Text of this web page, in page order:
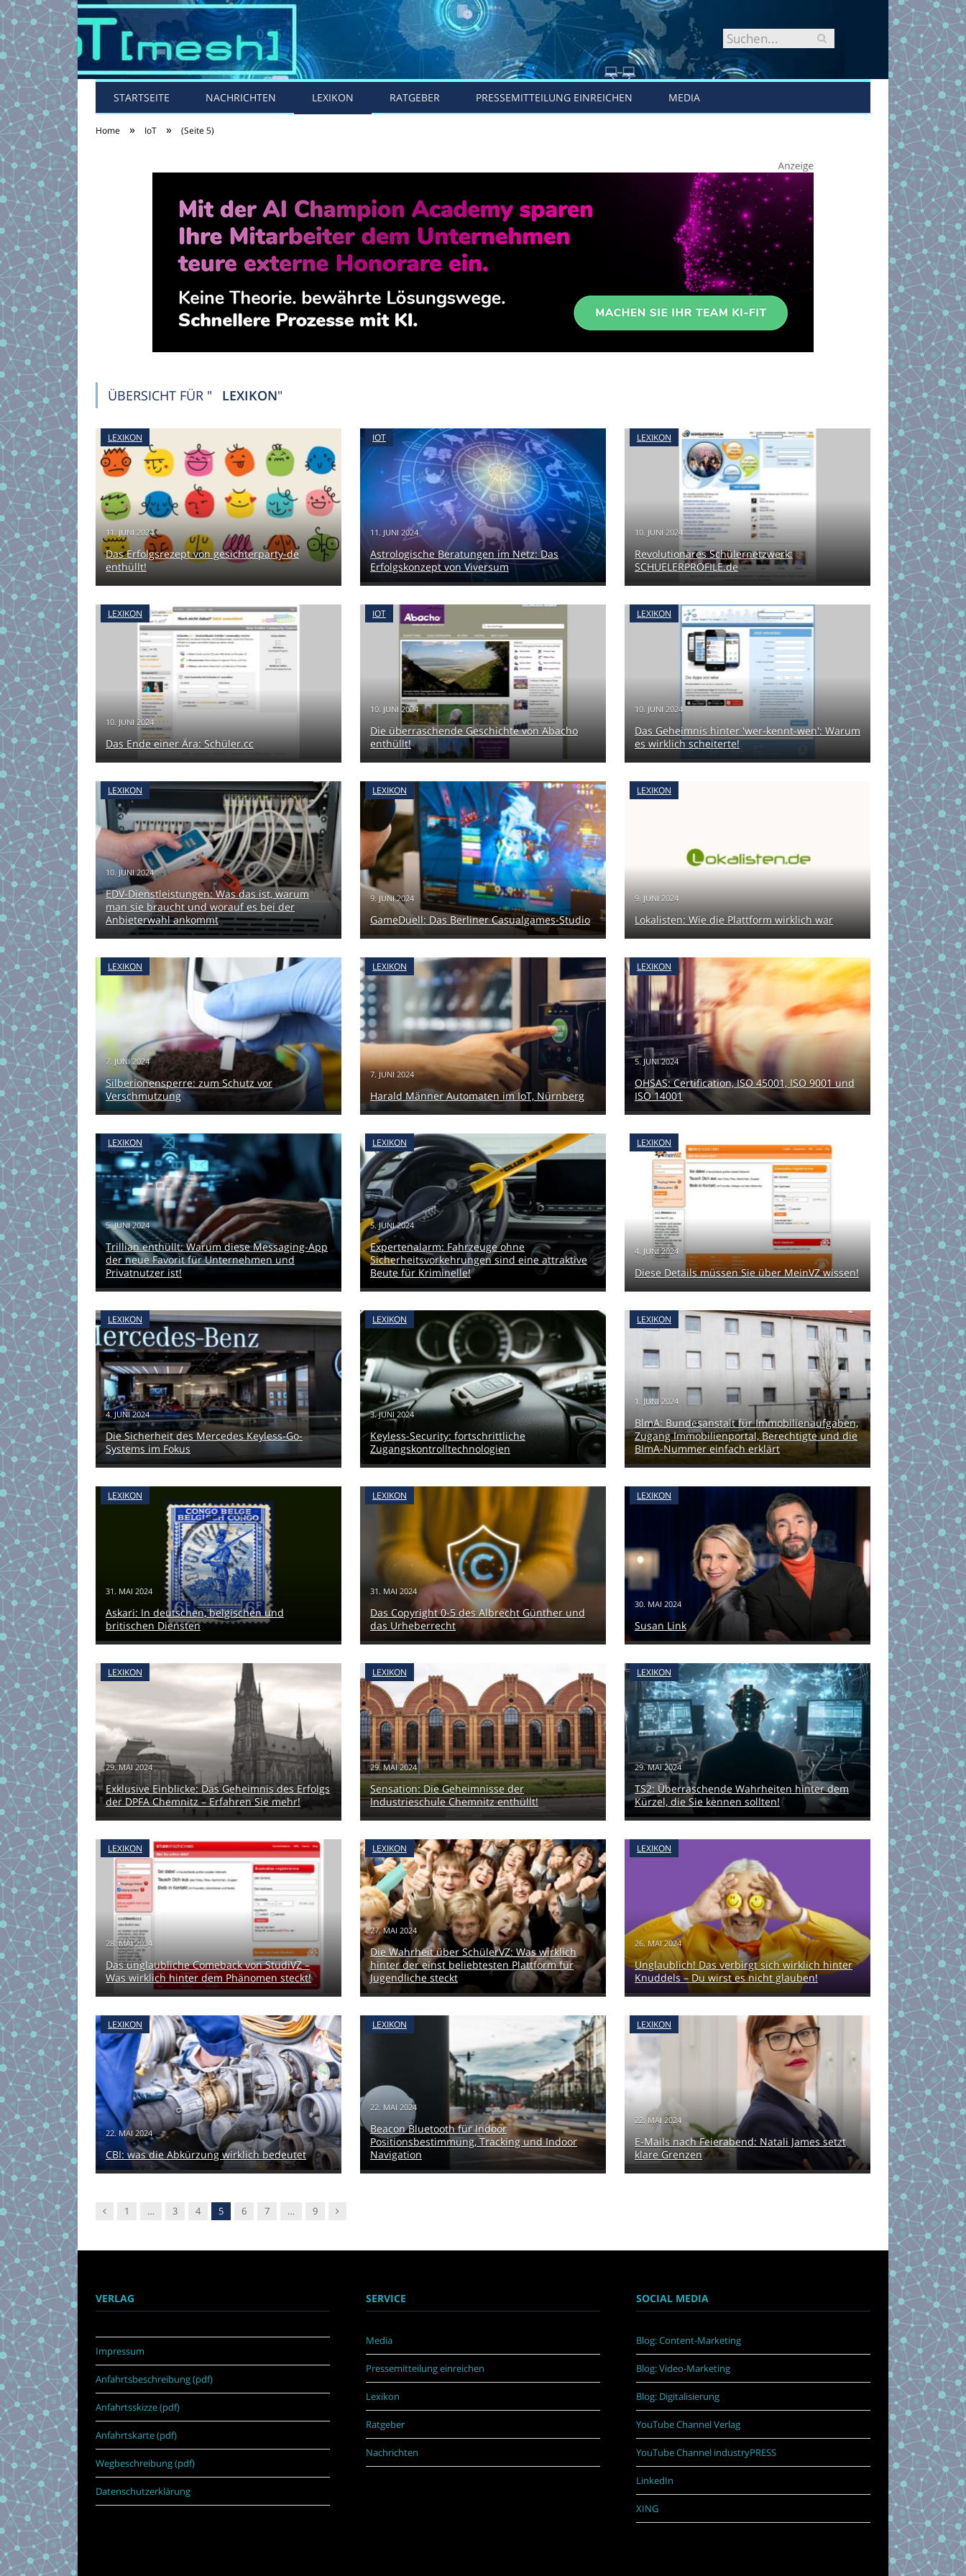
STARTSEITE NACHRICHTEN LEXIKON RATGEBER PRESSEMITTEILUNG EINREICHEN MEDIA
Home » IoT » (Seite 5)
ÜBERSICHT FÜR " LEXIKON"
LEXIKON
11. JUNI 2024
Das Erfolgsrezept von gesichterparty-de
enthüllt!
IOT
11. JUNI 2024
Astrologische Beratungen im Netz: Das
Erfolgskonzept von Viversum
LEXIKON
10. JUNI 2024
Revolutionäres Schülernetzwerk:
SCHUELERPROFILE.de
LEXIKON
10. JUNI 2024
Das Ende einer Ära: Schüler.cc
IOT
10. JUNI 2024
Die überraschende Geschichte von Abacho
enthüllt!
LEXIKON
10. JUNI 2024
Das Geheimnis hinter 'wer-kennt-wen': Warum
es wirklich scheiterte!
LEXIKON
10. JUNI 2024
EDV-Dienstleistungen: Was das ist, warum
man sie braucht und worauf es bei der
Anbieterwahl ankommt
LEXIKON
9. JUNI 2024
GameDuell: Das Berliner Casualgames-Studio
LEXIKON
9. JUNI 2024
Lokalisten: Wie die Plattform wirklich war
LEXIKON
7. JUNI 2024
Silberionensperre: zum Schutz vor
Verschmutzung
LEXIKON
7. JUNI 2024
Harald Männer Automaten im IoT, Nürnberg
LEXIKON
5. JUNI 2024
OHSAS: Certification, ISO 45001, ISO 9001 und
ISO 14001
LEXIKON
5. JUNI 2024
Trillian enthüllt: Warum diese Messaging-App
der neue Favorit für Unternehmen und
Privatnutzer ist!
LEXIKON
5. JUNI 2024
Expertenalarm: Fahrzeuge ohne
Sicherheitsvorkehrungen sind eine attraktive
Beute für Kriminelle!
LEXIKON
4. JUNI 2024
Diese Details müssen Sie über MeinVZ wissen!
LEXIKON
4. JUNI 2024
Die Sicherheit des Mercedes Keyless-Go-
Systems im Fokus
LEXIKON
3. JUNI 2024
Keyless-Security: fortschrittliche
Zugangskontrolltechnologien
LEXIKON
1. JUNI 2024
BlmA: Bundesanstalt für Immobilienaufgaben,
Zugang Immobilienportal, Berechtigte und die
BImA-Nummer einfach erklärt
LEXIKON
31. MAI 2024
Askari: In deutschen, belgischen und
britischen Diensten
LEXIKON
31. MAI 2024
Das Copyright 0-5 des Albrecht Günther und
das Urheberrecht
LEXIKON
30. MAI 2024
Susan Link
LEXIKON
29. MAI 2024
Exklusive Einblicke: Das Geheimnis des Erfolgs
der DPFA Chemnitz – Erfahren Sie mehr!
LEXIKON
29. MAI 2024
Sensation: Die Geheimnisse der
Industrieschule Chemnitz enthüllt!
LEXIKON
29. MAI 2024
TS2: Überraschende Wahrheiten hinter dem
Kürzel, die Sie kennen sollten!
LEXIKON
28. MAI 2024
Das unglaubliche Comeback von StudiVZ –
Was wirklich hinter dem Phänomen steckt!
LEXIKON
27. MAI 2024
Die Wahrheit über SchülerVZ: Was wirklich
hinter der einst beliebtesten Plattform für
Jugendliche steckt
LEXIKON
26. MAI 2024
Unglaublich! Das verbirgt sich wirklich hinter
Knuddels – Du wirst es nicht glauben!
LEXIKON
22. MAI 2024
CBI: was die Abkürzung wirklich bedeutet
LEXIKON
22. MAI 2024
Beacon Bluetooth für Indoor
Positionsbestimmung, Tracking und Indoor
Navigation
LEXIKON
22. MAI 2024
E-Mails nach Feierabend: Natali James setzt
klare Grenzen
Vorgänger
1 … 3 4 5 6 7 … 9 Nachfolger
VERLAG
Impressum
Anfahrtsbeschreibung (pdf)
Anfahrtsskizze (pdf)
Anfahrtskarte (pdf)
Wegbeschreibung (pdf)
Datenschutzerklärung
SERVICE
Media
Pressemitteilung einreichen
Lexikon
Ratgeber
Nachrichten
SOCIAL MEDIA
Blog: Content-Marketing
Blog: Video-Marketing
Blog: Digitalisierung
YouTube Channel Verlag
YouTube Channel industryPRESS
LinkedIn
XING